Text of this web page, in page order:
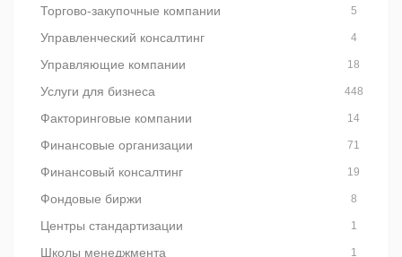
Торгово-закупочные компании 5
Управленческий консалтинг 4
Управляющие компании 18
Услуги для бизнеса 448
Факторинговые компании 14
Финансовые организации 71
Финансовый консалтинг 19
Фондовые биржи 8
Центры стандартизации 1
Школы менеджмента 1